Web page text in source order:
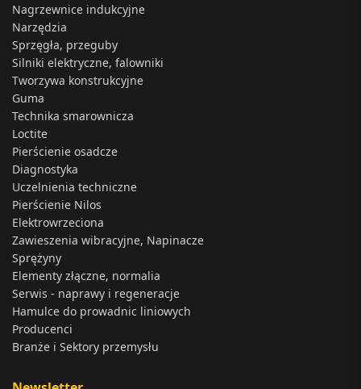
Nagrzewnice indukcyjne
Narzędzia
Sprzęgła, przeguby
Silniki elektryczne, falowniki
Tworzywa konstrukcyjne
Guma
Technika smarownicza
Loctite
Pierścienie osadcze
Diagnostyka
Uczelnienia techniczne
Pierścienie Nilos
Elektrowrzeciona
Zawieszenia wibracyjne, Napinacze
Sprężyny
Elementy złączne, normalia
Serwis - naprawy i regeneracje
Hamulce do prowadnic liniowych
Producenci
Branże i Sektory przemysłu